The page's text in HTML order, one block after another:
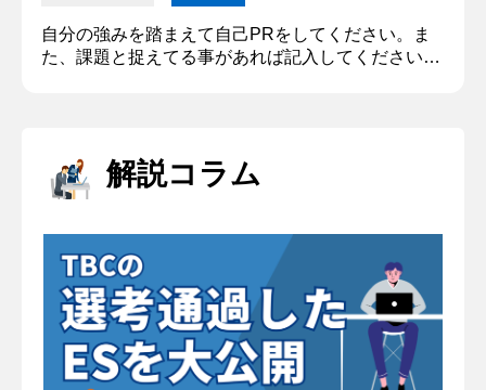
自分の強みを踏まえて自己PRをしてください。ま
た、課題と捉えてる事があれば記入してください。
させる事です。しかし、生徒によって勉強の好悪や
苦手分野の違いがあり、生徒毎に適切な授業の方法
解説コラム